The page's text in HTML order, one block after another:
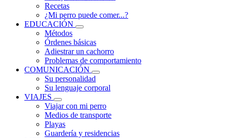
Recetas
¿Mi perro puede comer...?
EDUCACIÓN
Métodos
Órdenes básicas
Adiestrar un cachorro
Problemas de comportamiento
COMUNICACIÓN
Su personalidad
Su lenguaje corporal
VIAJES
Viajar con mi perro
Medios de transporte
Playas
Guardería y residencias